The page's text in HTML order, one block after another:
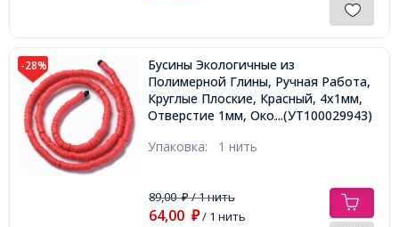
-28%
Бусины Экологичные из
Полимерной Глины, Ручная Работа,
Круглые Плоские, Красный, 4х1мм,
Отверстие 1мм, Около 375шт/40см/
...(УТ100029943)
Упаковка: 1 нить
89,00₽/ 1 нить
64,00 ₽/ 1 нить